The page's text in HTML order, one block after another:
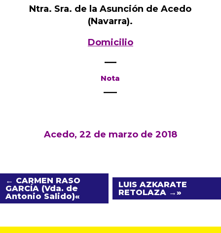
Ntra. Sra. de la Asunción de Acedo
(Navarra).
Domicilio
—–
Nota
—–
Acedo, 22 de marzo de 2018
← CARMEN RASO
GARCÍA (Vda. de
Antonio Salido)
LUIS AZKARATE
RETOLAZA →